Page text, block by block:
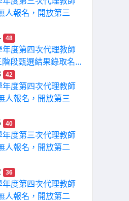
人報名，開放第三
48
年度第四次代理教師
段甄選結果錄取名...
42
年度第四次代理教師
人報名，開放第三
40
年度第三次代理教師
人報名，開放第二
36
年度第四次代理教師
人報名，開放第二